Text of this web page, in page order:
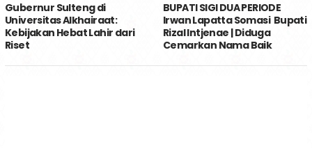
Gubernur Sulteng di
Universitas Alkhairaat:
Kebijakan Hebat Lahir dari
Riset
BUPATI SIGI DUA PERIODE
Irwan Lapatta Somasi Bupati
Rizal Intjenae | Diduga
Cemarkan Nama Baik